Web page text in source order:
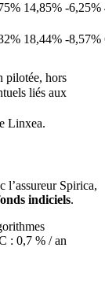
14,85% -6,25%
18,44% -8,57%
pilotée, hors
liés aux
Linxea.
l’assureur Spirica,
indiciels.
: 0,7 % / an